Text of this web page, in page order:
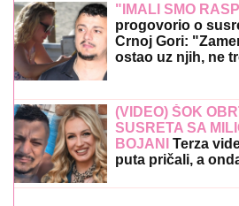
"IMALI SMO
progovorio o
Crnoj Gori:
ostao uz njih, ne
(VIDEO) ŠOK
SUSRETA SA
BOJANI
Terza
puta pričali, a